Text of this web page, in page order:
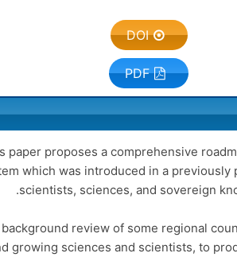
DOI
PDF
paper proposes a comprehensive
which was introduced in a
scientists, sciences, and sovereign
review of some regional
growing sciences and scientists, to